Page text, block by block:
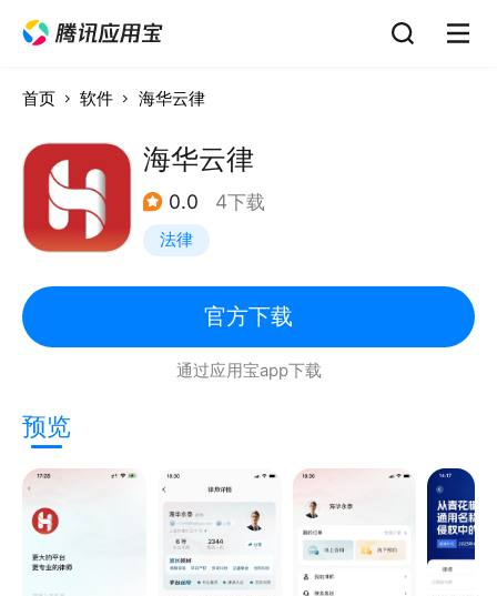
首页 软件 海华云律
海华云律
0.0 4下载
法律
官方下载
通过应用宝app下载
预览